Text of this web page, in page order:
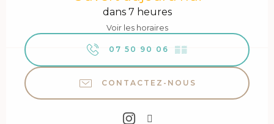
dans 7 heures
Voir les horaires
07 50 90 06 ▒▒
CONTACTEZ-NOUS